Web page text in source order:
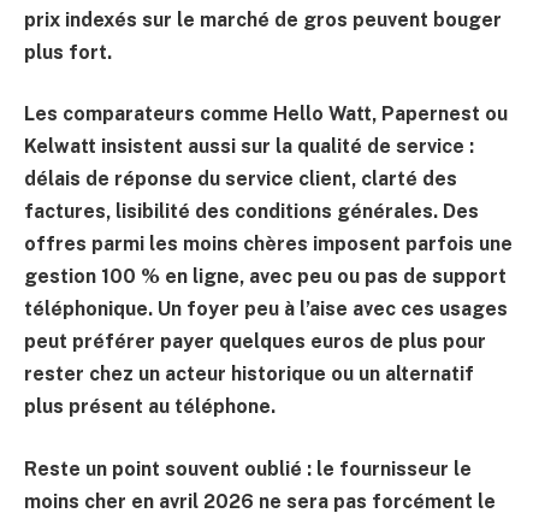
prix indexés sur le marché de gros peuvent bouger
plus fort.
Les comparateurs comme Hello Watt, Papernest ou
Kelwatt insistent aussi sur la qualité de service :
délais de réponse du service client, clarté des
factures, lisibilité des conditions générales. Des
offres parmi les moins chères imposent parfois une
gestion 100 % en ligne, avec peu ou pas de support
téléphonique. Un foyer peu à l’aise avec ces usages
peut préférer payer quelques euros de plus pour
rester chez un acteur historique ou un alternatif
plus présent au téléphone.
Reste un point souvent oublié : le fournisseur le
moins cher en avril 2026 ne sera pas forcément le